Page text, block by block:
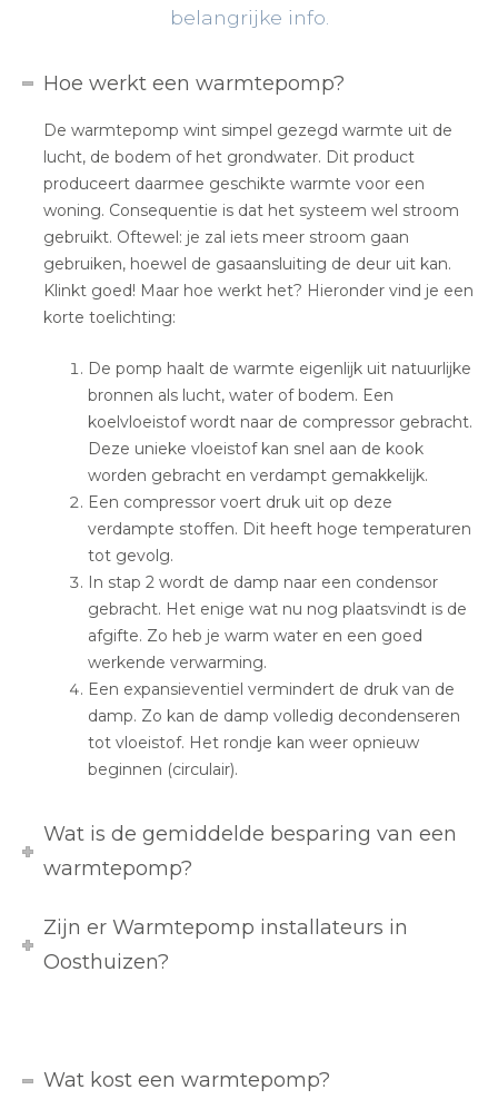
belangrijke info.
Hoe werkt een warmtepomp?
De warmtepomp wint simpel gezegd warmte uit de
lucht, de bodem of het grondwater. Dit product
produceert daarmee geschikte warmte voor een
woning. Consequentie is dat het systeem wel stroom
gebruikt. Oftewel: je zal iets meer stroom gaan
gebruiken, hoewel de gasaansluiting de deur uit kan.
Klinkt goed! Maar hoe werkt het? Hieronder vind je een
korte toelichting:
De pomp haalt de warmte eigenlijk uit natuurlijke
bronnen als lucht, water of bodem. Een
koelvloeistof wordt naar de compressor gebracht.
Deze unieke vloeistof kan snel aan de kook
worden gebracht en verdampt gemakkelijk.
Een compressor voert druk uit op deze
verdampte stoffen. Dit heeft hoge temperaturen
tot gevolg.
In stap 2 wordt de damp naar een condensor
gebracht. Het enige wat nu nog plaatsvindt is de
afgifte. Zo heb je warm water en een goed
werkende verwarming.
Een expansieventiel vermindert de druk van de
damp. Zo kan de damp volledig decondenseren
tot vloeistof. Het rondje kan weer opnieuw
beginnen (circulair).
Wat is de gemiddelde besparing van een
warmtepomp?
Zijn er Warmtepomp installateurs in
Oosthuizen?
Wat kost een warmtepomp?